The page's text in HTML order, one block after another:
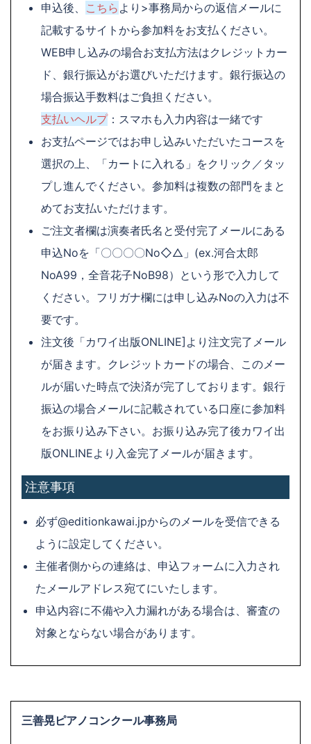
申込後、 こちら より>事務局からの返信メールに
記載するサイトから参加料をお支払ください。
WEB申し込みの場合お支払方法はクレジットカー
ド、銀行振込がお選びいただけます。銀行振込の
場合振込手数料はご負担ください。
支払いヘルプ：スマホも入力内容は一緒です
お支払ページではお申し込みいただいたコースを
選択の上、「カートに入れる」をクリック／タッ
プし進んでください。参加料は複数の部門をまと
めてお支払いただけます。
ご注文者欄は演奏者氏名と受付完了メールにある
申込Noを「〇〇〇〇No◇△」(ex.河合太郎
NoA99，全音花子NoB98）という形で入力して
ください。フリガナ欄には申し込みNoの入力は不
要です。
注文後「カワイ出版ONLINE]より注文完了メール
が届きます。クレジットカードの場合、このメー
ルが届いた時点で決済が完了しております。銀行
振込の場合メールに記載されている口座に参加料
をお振り込み下さい。お振り込み完了後カワイ出
版ONLINEより入金完了メールが届きます。
注意事項
必ず@editionkawai.jpからのメールを受信できる
ように設定してください。
主催者側からの連絡は、申込フォームに入力され
たメールアドレス宛てにいたします。
申込内容に不備や入力漏れがある場合は、審査の
対象とならない場合があります。
三善晃ピアノコンクール事務局